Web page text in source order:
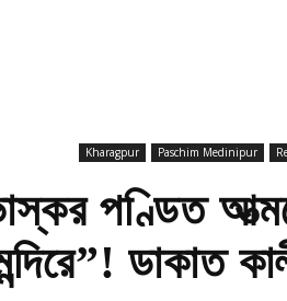
Kharagpur Paschim Medinipur
পণ্ডিত
ডাকাত